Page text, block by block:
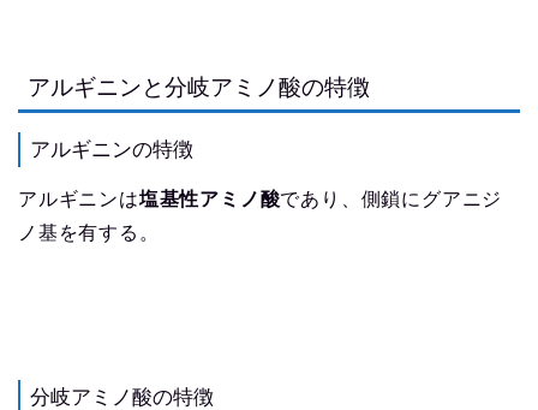
アルギニンと分岐アミノ酸の特徴
アルギニンの特徴
アルギニンは塩基性アミノ酸であり、側鎖にグアニジ
ノ基を有する。
分岐アミノ酸の特徴